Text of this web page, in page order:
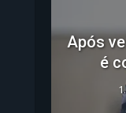
Após
é